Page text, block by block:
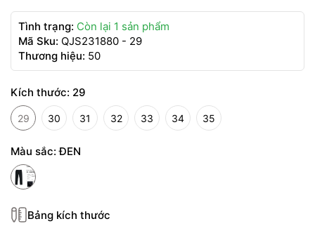
Tình trạng: Còn lại 1 sản phẩm
Mã Sku: QJS231880 - 29
Thương hiệu: 50
Kích thước: 29
29 30 31 32 33 34 35
Màu sắc:ĐEN
Bảng kích thước